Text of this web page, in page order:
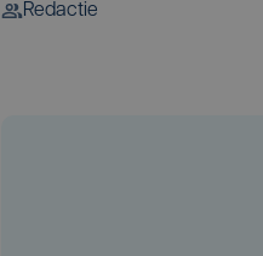
Redactie